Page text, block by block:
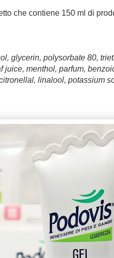
che contiene 150 ml di
glycerin, polysorbate 80,
menthol, parfum,
linalool, potassium